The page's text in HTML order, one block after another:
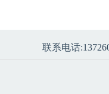
联系电话